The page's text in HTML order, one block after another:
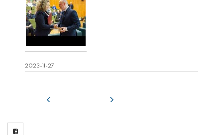
2023-11-27
UDOSTĘPNIJ NA FACEBOOKU